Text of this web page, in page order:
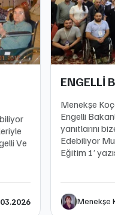
Ve
ENGELLİ
Menekşe
Engelli
yanıtlarını
Edebiliyor
Eğitim 1’
Menekşe